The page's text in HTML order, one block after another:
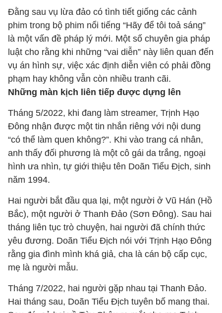
Đằng sau vụ lừa đảo có tình tiết giống các cảnh
phim trong bộ phim nổi tiếng “Hãy để tôi toả sáng”
là một vấn đề pháp lý mới. Một số chuyên gia pháp
luật cho rằng khi những “vai diễn” này liên quan đến
vụ án hình sự, việc xác định diễn viên có phải đồng
phạm hay không vẫn còn nhiều tranh cãi.
Những màn kịch liên tiếp được dựng lên
Tháng 5/2022, khi đang làm streamer, Trịnh Hạo
Đông nhận được một tin nhắn riêng với nội dung
“có thể làm quen không?”. Khi vào trang cá nhân,
anh thấy đối phương là một cô gái da trắng, ngoại
hình ưa nhìn, tự giới thiệu tên Doãn Tiểu Địch, sinh
năm 1994.
Hai người bắt đầu qua lại, một người ở Vũ Hán (Hồ
Bắc), một người ở Thanh Đảo (Sơn Đông). Sau hai
tháng liên tục trò chuyện, hai người đã chính thức
yêu đương. Doãn Tiểu Địch nói với Trịnh Hạo Đông
rằng gia đình mình khá giả, cha là cán bộ cấp cục,
mẹ là người mẫu.
Tháng 7/2022, hai người gặp nhau tại Thanh Đảo.
Hai tháng sau, Doãn Tiểu Địch tuyên bố mang thai.